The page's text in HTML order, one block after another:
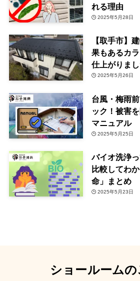
れる理由
2025年5月28日
【取手市】
果もあるカ
仕上がりまし
2025年5月26日
台風・梅雨
ック！被害
マニュアル
2025年5月25日
バイオ洗浄
比較してわ
命」まとめ
2025年5月23日
ショールームの